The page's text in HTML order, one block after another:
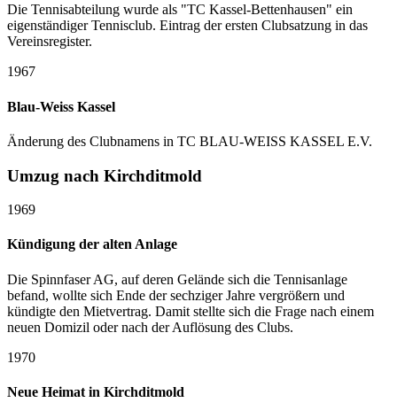
Die Tennisabteilung wurde als "TC Kassel-Bettenhausen" ein
eigenständiger Tennisclub. Eintrag der ersten Clubsatzung in das
Vereinsregister.
1967
Blau-Weiss Kassel
Änderung des Clubnamens in TC BLAU-WEISS KASSEL E.V.
Umzug nach Kirchditmold
1969
Kündigung der alten Anlage
Die Spinnfaser AG, auf deren Gelände sich die Tennisanlage
befand, wollte sich Ende der sechziger Jahre vergrößern und
kündigte den Mietvertrag. Damit stellte sich die Frage nach einem
neuen Domizil oder nach der Auflösung des Clubs.
1970
Neue Heimat in Kirchditmold